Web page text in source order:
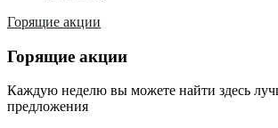
Горящие акции
Горящие акции
Каждую неделю вы можете найти здесь
предложения